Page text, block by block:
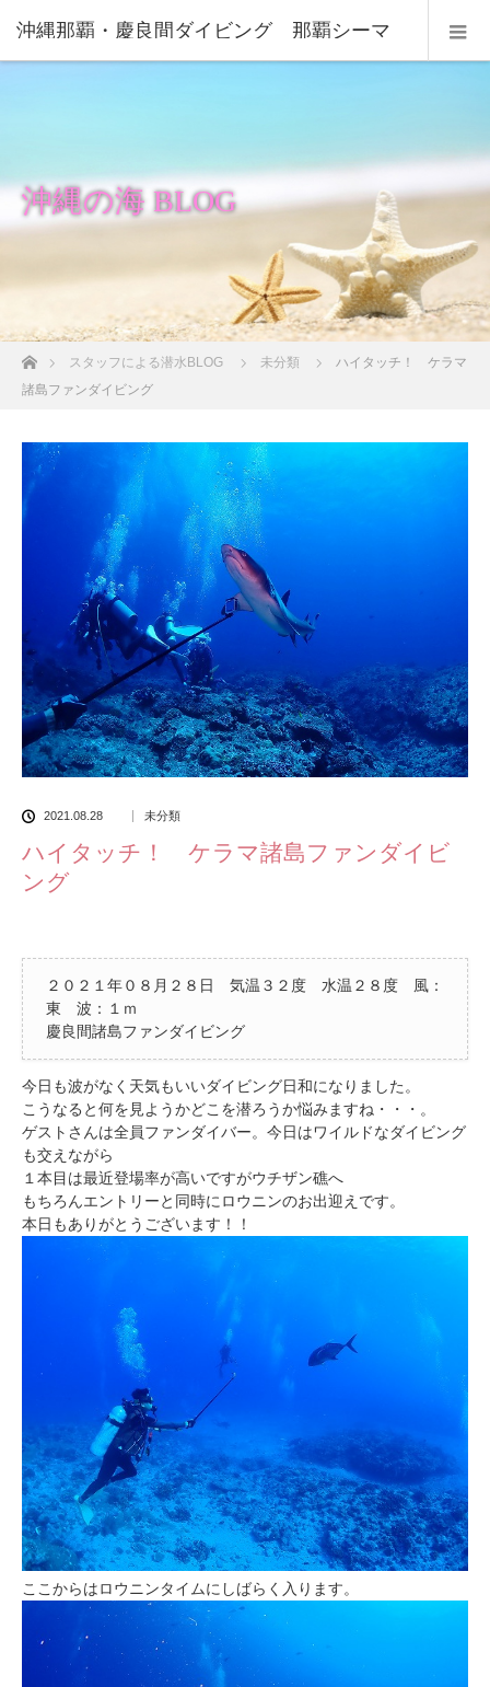
沖縄那覇・慶良間ダイビング 那覇シーマ
沖縄の海 BLOG
ホームスタッフによる潜水BLOG 未分類
ハイタッチ！ ケラマ
諸島ファンダイビング
2021.08.28 未分類
ハイタッチ！ ケラマ諸島ファンダイビ
ング
２０２１年０８月２８日 気温３２度 水温２８度 風：
東 波：１ｍ
慶良間諸島ファンダイビング
今日も波がなく天気もいいダイビング日和になりました。
こうなると何を見ようかどこを潜ろうか悩みますね・・・。
ゲストさんは全員ファンダイバー。今日はワイルドなダイビング
も交えながら
１本目は最近登場率が高いですがウチザン礁へ
もちろんエントリーと同時にロウニンのお出迎えです。
本日もありがとうございます！！
ここからはロウニンタイムにしばらく入ります。